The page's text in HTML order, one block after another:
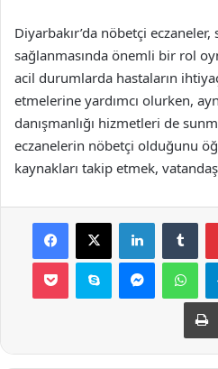
Diyarbakır’da nöbetçi
sağlanmasında önemli bir rol
acil durumlarda hastaların
etmelerine yardımcı olurken,
danışmanlığı hizmetleri de
eczanelerin nöbetçi olduğunu
kaynakları takip etmek,
Facebook
X LinkedIn
Pocket Skype Messenger